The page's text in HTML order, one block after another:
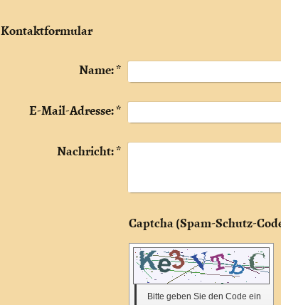
Kontaktformular
Name:*
E-Mail-Adresse:*
Nachricht:*
Bitte geben Sie den Code ein